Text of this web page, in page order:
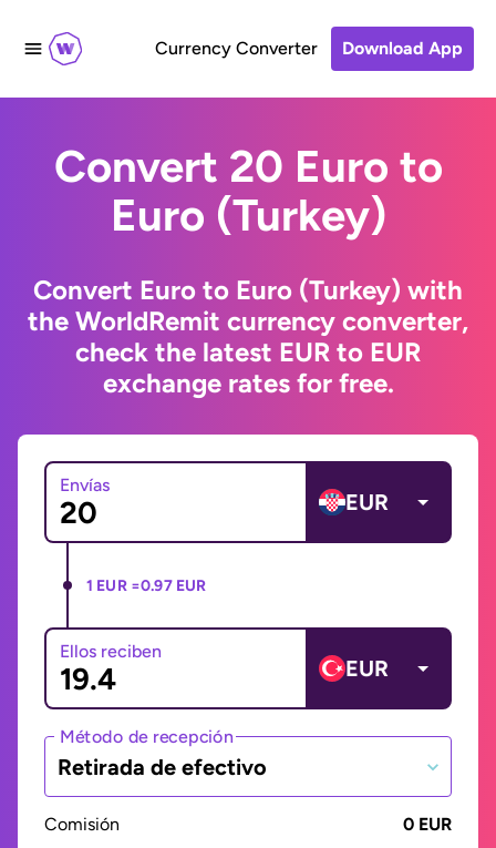
Currency Converter Download App
Convert 20 Euro to
Euro (Turkey)
Convert Euro to Euro (Turkey) with
the WorldRemit currency converter,
check the latest EUR to EUR
exchange rates for free.
Envías
EUR
1 EUR =0.97 EUR
Ellos reciben
EUR
Método de recepción
Retirada de efectivo
Comisión
0 EUR